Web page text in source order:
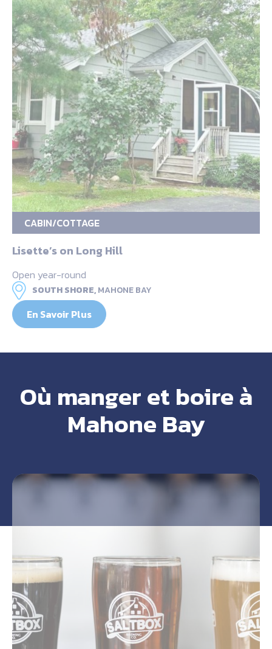
CABIN/COTTAGE
Lisette’s on Long Hill
Open year-round
SOUTH SHORE,MAHONE BAY
En Savoir Plus
Où manger et boire à
Mahone Bay